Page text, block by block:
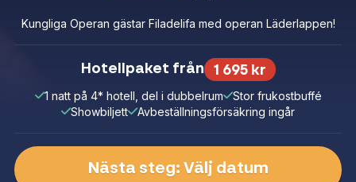
Kungliga Operan gästar Filadelifa med operan Läderlappen!
Hotellpaket från 1 695 kr
1 natt på 4* hotell, del i dubbelrum
Stor frukostbuffé
Showbiljett
Avbeställningsförsäkring ingår
Nästa steg: Välj datum